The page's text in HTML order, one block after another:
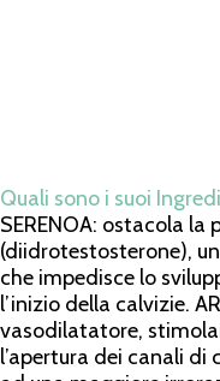
Quali sono i suoi
SERENOA: ostacola la
(diidrotestosterone),
che impedisce lo
l’inizio della calvizie.
vasodilatatore,
l’apertura dei canali di